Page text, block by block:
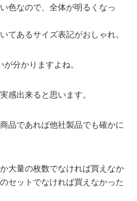
色なので、全体が明るくなっ
てあるサイズ表記がおしゃれ。
分かりますよね。
感出来ると思います。
品であれば他社製品でも確かに
大量の枚数でなければ買えなか
セットでなければ買えなかった